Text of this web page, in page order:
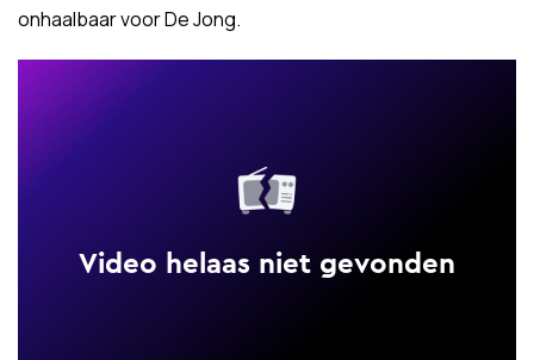
onhaalbaar voor De Jong.